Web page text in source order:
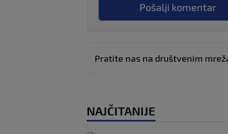
Pošalji komentar
Pratite nas na društvenim
NAJČITANIJE